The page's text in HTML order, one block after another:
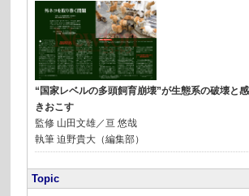
“国家レベルの多頭飼育崩壊”が生態系の破壊と
きおこす
監修 山田文雄／亘 悠哉
執筆迫野貴大（編集部）
Topic